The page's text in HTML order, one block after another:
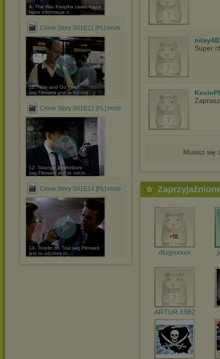
4. The War Książka zawierająca
tajne informacje o ...
Crime Story S01E11 [PL].rmvb
11. Hide and Go Thief
(wg.Filmweb jest to odcine ...
Crime Story S01E12 [PL].rmvb
12. Strange Bedfellows
(wg.Filmweb jest to odcin ...
Crime Story S01E14 [PL].rmvb
14. Torello on Trial (wg.Filmweb
jest to odcinek nr ...
Super
Musisz się
dlugixxxxx
ARTUR.1982